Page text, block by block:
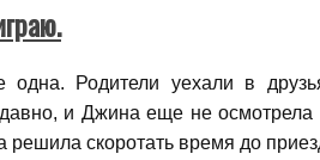
Родители уехали в
и Джина еще не осмотрела
решила скоротать время до